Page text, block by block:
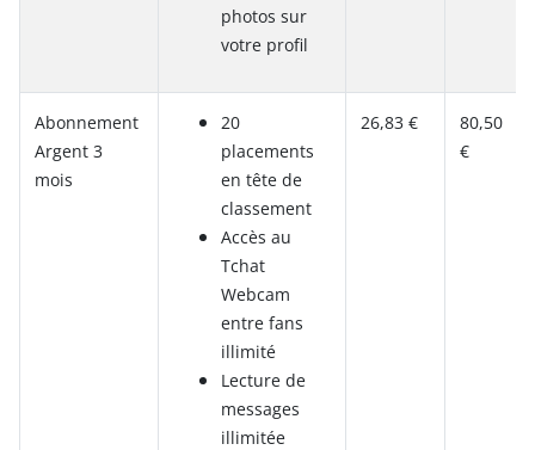
photos sur
votre profil
Abonnement
Argent 3
mois
20
placements
en tête de
classement
Accès au
Tchat
Webcam
entre fans
illimité
Lecture de
messages
illimitée
26,83 €
80,50
€